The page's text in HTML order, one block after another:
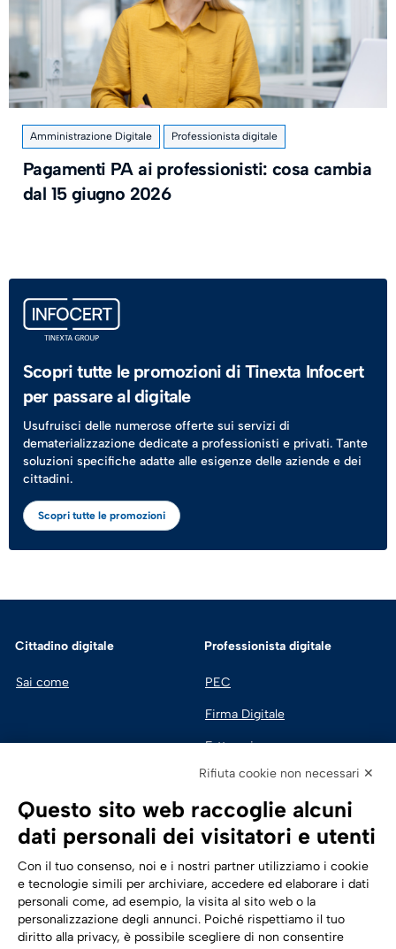
Amministrazione Digitale Professionista digitale
Pagamenti PA ai professionisti: cosa cambia
dal 15 giugno 2026
Scopri tutte le promozioni di Tinexta Infocert
per passare al digitale
Usufruisci delle numerose offerte sui servizi di
dematerializzazione dedicate a professionisti e privati. Tante
soluzioni specifiche adatte alle esigenze delle aziende e dei
cittadini.
Scopri tutte le promozioni
Cittadino digitale
Sai come
Professionista digitale
PEC
Firma Digitale
Fatturazione
Sicurezza Digitale
Cloud
Trasformazione digitale
Energia
Seguici su:
Rifiuta cookie non necessari ✕
Questo sito web raccoglie alcuni
dati personali dei visitatori e utenti
Con il tuo consenso, noi e i nostri partner utilizziamo i cookie
e tecnologie simili per archiviare, accedere ed elaborare i dati
personali come, ad esempio, la visita al sito web o la
personalizzazione degli annunci. Poiché rispettiamo il tuo
diritto alla privacy, è possibile scegliere di non consentire